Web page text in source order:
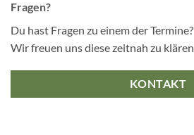
Fragen?
Du hast Fragen zu einem der Termine?
Wir freuen uns diese zeitnah zu klären.
KONTAKT